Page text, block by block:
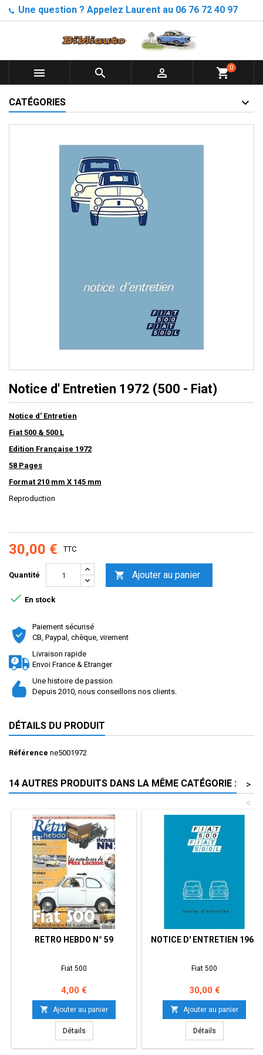
Une question ? Appelez Laurent au 06 76 72 40 97
   shopping_cart0
CATÉGORIES
Notice d' Entretien 1972 (500 - Fiat)
Notice d' Entretien
Fiat 500 & 500 L
Edition Française 1972
58 Pages
Format 210 mm X 145 mm
Reproduction
30,00 € TTC
Quantité  Ajouter au panier
 En stock
Paiement sécurisé
CB, Paypal, chèque, virement
Livraison rapide
Envoi France & Etranger
Une histoire de passion
Depuis 2010, nous conseillons nos clients.
DÉTAILS DU PRODUIT
Référence ne5001972
14 AUTRES PRODUITS DANS LA MÊME CATÉGORIE :
>
<
RETRO HEBDO N° 59
Fiat 500
Prix
4,00 €
 Ajouter au panier
Détails
NOTICE D' ENTRETIEN 1968
Fiat 500
Prix
30,00 €
 Ajouter au panier
Détails